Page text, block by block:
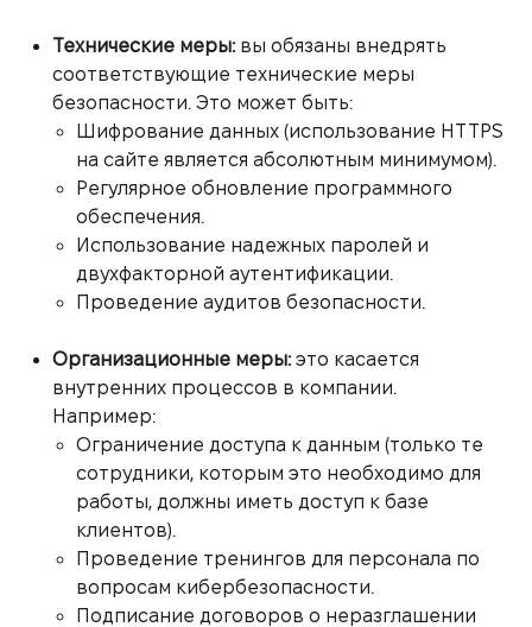
Технические меры:вы обязаны внедрять
соответствующие технические меры
безопасности. Это может быть:
Шифрование данных (использование HTTPS
на сайте является абсолютным минимумом).
Регулярное обновление программного
обеспечения.
Использование надежных паролей и
двухфакторной аутентификации.
Проведение аудитов безопасности.
Организационные меры:это касается
внутренних процессов в компании.
Например:
Ограничение доступа к данным (только те
сотрудники, которым это необходимо для
работы, должны иметь доступ к базе
клиентов).
Проведение тренингов для персонала по
вопросам кибербезопасности.
Подписание договоров о неразглашении